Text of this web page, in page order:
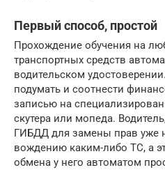
Первый способ, простой
Прохождение обучения на
транспортных средств
водительском
подумать и соотнести
записью на
скутера или мопеда.
ГИБДД для замены прав уже
вождению каким-либо ТС, а
обмена у него автоматом